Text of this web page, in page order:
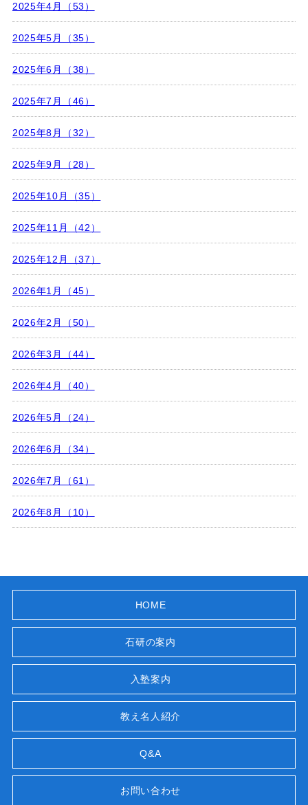
2025年4月（53）
2025年5月（35）
2025年6月（38）
2025年7月（46）
2025年8月（32）
2025年9月（28）
2025年10月（35）
2025年11月（42）
2025年12月（37）
2026年1月（45）
2026年2月（50）
2026年3月（44）
2026年4月（40）
2026年5月（24）
2026年6月（34）
2026年7月（61）
2026年8月（10）
HOME
石研の案内
入塾案内
教え名人紹介
Q&A
お問い合わせ